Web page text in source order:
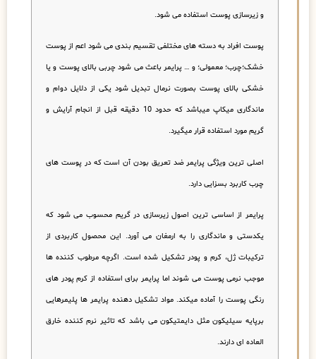
و زیرسازی پوست استفاده می شود.
پوست افراد به دسته های مختلفی تقسیم بندی می شود اعم از پوست
خشک؛چرب؛ معمولی؛ و … پرایمر باعث می شود چربی بالای پوست و یا
خشکی بالای پوست بصورت نرمال تبدیل شود یکی از دلایل دوام و
ماندگاری میکاپ میباشد که حدود 10 دقیقه قبل از انجام آرایش و
گریم مورد استفاده قرار میگیرد.
اصلی ترین ویژگی پرایمر ضد تعریق بودن آن است که در پوست های
چرب کاربرد بسزایی دارد.
پرایمر از اساسی ترین اصول زیرسازی در گریم محسوب می شود که
یکدستی و ماندگاری را به ارمغان می آورد. این محصول کاربردی از
ترکیبات ژل، کرم و پودر تشکیل شده است. اگرچه مرطوب کننده ها
موجب نرمی پوست می شوند اما پرایمر برای استفاده از کرم پودر های
رنگی پوست را آماده میکند. مواد تشکیل دهنده پرایمر ها پلیمرهایی
برپایه سیلیکون مثل دایمتیکون می باشد که تاثیر نرم کننده خارق
العاده ای دارند.